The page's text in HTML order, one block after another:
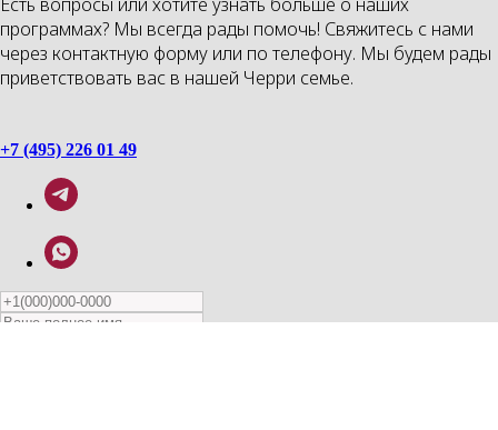
программах? Мы всегда рады помочь! Свяжитесь с нами
через контактную форму или по телефону. Мы будем рады
приветствовать вас в нашей Черри семье.
+7 (495) 226 01 49